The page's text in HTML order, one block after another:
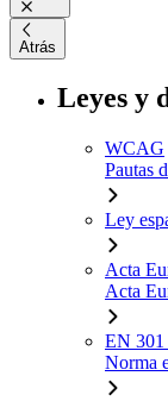
Atrás
Leyes y
WCAG
Pautas
Ley
Acta
Acta
EN 301
Norma